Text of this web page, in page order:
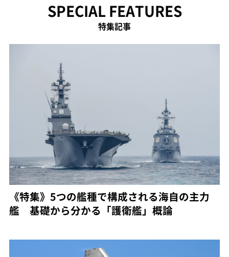
SPECIAL FEATURES
特集記事
《特集》5つの艦種で構成される海自の主力
艦 基礎から分かる「護衛艦」概論